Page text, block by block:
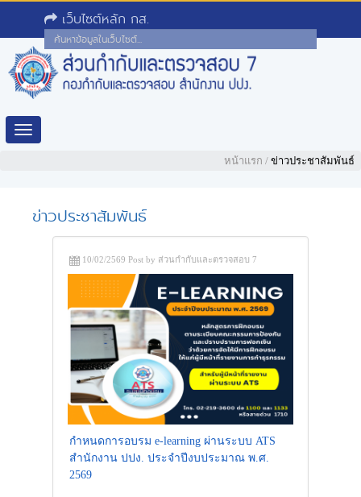
เว็บไซต์หลัก กส.
Toggle
หน้าแรก / ข่าวประชาสัมพันธ์
ข่าวประชาสัมพันธ์
10/02/2569 Post by ส่วนกำกับและตรวจสอบ 7
กำหนดการอบรม e-learning ผ่านระบบ ATS
สำนักงาน ปปง. ประจำปีงบประมาณ พ.ศ.
2569